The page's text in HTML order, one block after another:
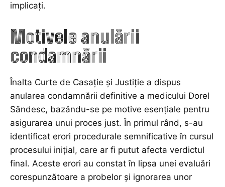
implicați.
Motivele anulării
condamnării
Înalta Curte de Casație și Justiție a dispus
anularea condamnării definitive a medicului Dorel
Săndesc, bazându-se pe motive esențiale pentru
asigurarea unui proces just. În primul rând, s-au
identificat erori procedurale semnificative în cursul
procesului inițial, care ar fi putut afecta verdictul
final. Aceste erori au constat în lipsa unei evaluări
corespunzătoare a probelor și ignorarea unor